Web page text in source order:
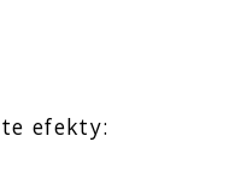
efekty: